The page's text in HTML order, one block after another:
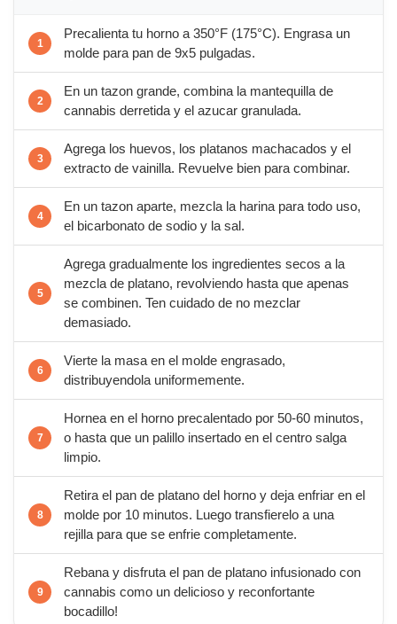
Precalienta tu horno a 350°F (175°C). Engrasa un
molde para pan de 9x5 pulgadas.
En un tazon grande, combina la mantequilla de
cannabis derretida y el azucar granulada.
Agrega los huevos, los platanos machacados y el
extracto de vainilla. Revuelve bien para combinar.
En un tazon aparte, mezcla la harina para todo uso,
el bicarbonato de sodio y la sal.
Agrega gradualmente los ingredientes secos a la
mezcla de platano, revolviendo hasta que apenas
se combinen. Ten cuidado de no mezclar
demasiado.
Vierte la masa en el molde engrasado,
distribuyendola uniformemente.
Hornea en el horno precalentado por 50-60 minutos,
o hasta que un palillo insertado en el centro salga
limpio.
Retira el pan de platano del horno y deja enfriar en el
molde por 10 minutos. Luego transfierelo a una
rejilla para que se enfrie completamente.
Rebana y disfruta el pan de platano infusionado con
cannabis como un delicioso y reconfortante
bocadillo!